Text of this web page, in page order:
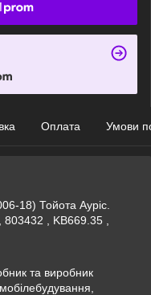
Оплата Умови
18) Тойота Ауріс.
, KB669.35 ,
та виробник